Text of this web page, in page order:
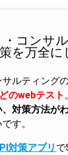
コンサ
を万全に
ルティング
のwebテスト 。
対策方法が
す。
対策アプリ